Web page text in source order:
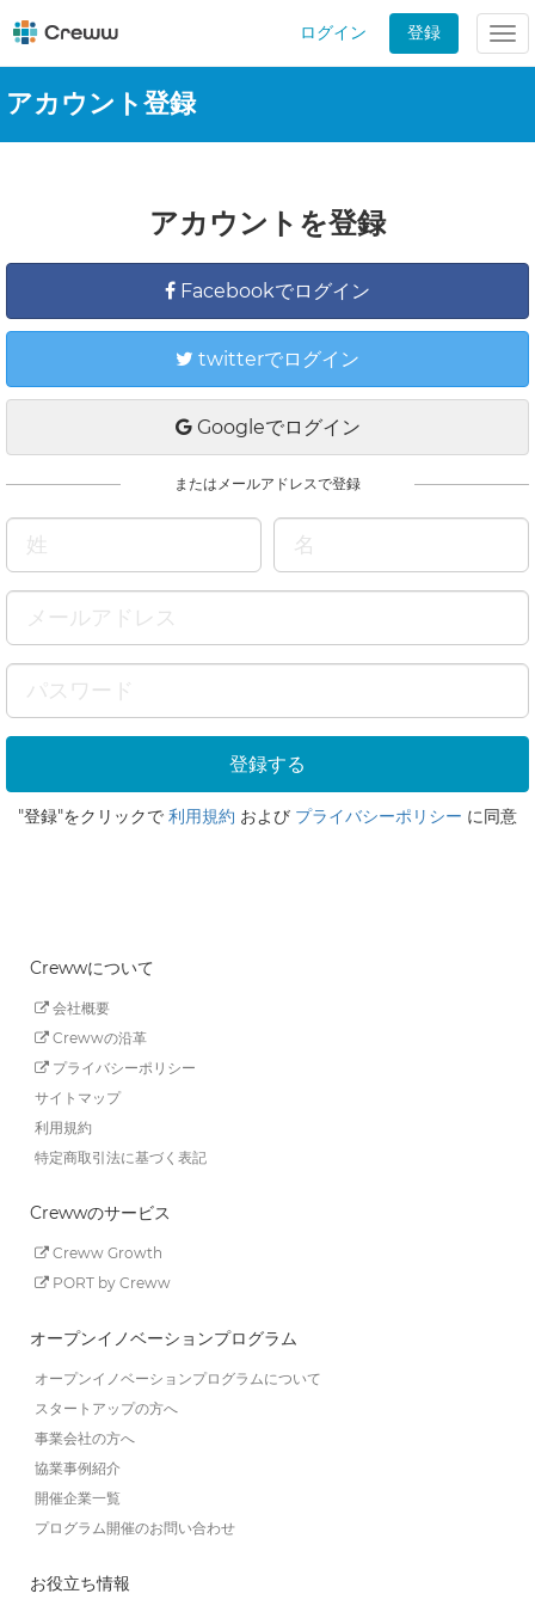
ログイン 登録
アカウント登録
アカウントを登録
Facebookでログイン
twitterでログイン
Googleでログイン
またはメールアドレスで登録
"登録"をクリックで 利用規約 および プライバシーポリシー に同意
Crewwについて
会社概要
Crewwの沿革
プライバシーポリシー
サイトマップ
利用規約
特定商取引法に基づく表記
Crewwのサービス
Creww Growth
PORT by Creww
オープンイノベーションプログラム
オープンイノベーションプログラムについて
スタートアップの方へ
事業会社の方へ
協業事例紹介
開催企業一覧
プログラム開催のお問い合わせ
お役立ち情報